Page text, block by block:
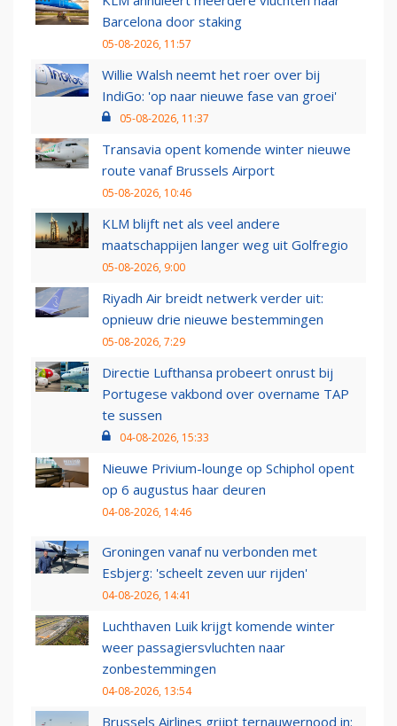
Barcelona door staking
05-08-2026, 11:57
Willie Walsh neemt het roer over bij
IndiGo: 'op naar nieuwe fase van groei'
05-08-2026, 11:37
Transavia opent komende winter nieuwe
route vanaf Brussels Airport
05-08-2026, 10:46
KLM blijft net als veel andere
maatschappijen langer weg uit Golfregio
05-08-2026, 9:00
Riyadh Air breidt netwerk verder uit:
opnieuw drie nieuwe bestemmingen
05-08-2026, 7:29
Directie Lufthansa probeert onrust bij
Portugese vakbond over overname TAP
te sussen
04-08-2026, 15:33
Nieuwe Privium-lounge op Schiphol opent
op 6 augustus haar deuren
04-08-2026, 14:46
Groningen vanaf nu verbonden met
Esbjerg: 'scheelt zeven uur rijden'
04-08-2026, 14:41
Luchthaven Luik krijgt komende winter
weer passagiersvluchten naar
zonbestemmingen
04-08-2026, 13:54
Brussels Airlines grijpt ternauwernood in: